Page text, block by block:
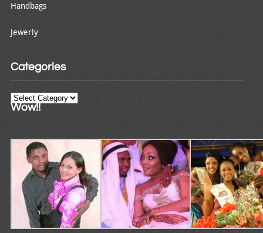
Handbags
Jewerly
Categories
Categories
Wow!!